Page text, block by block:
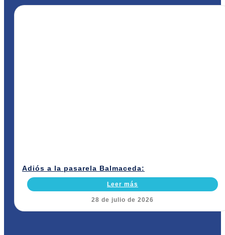
Adiós a la pasarela Balmaceda:
Leer más
28 de julio de 2026